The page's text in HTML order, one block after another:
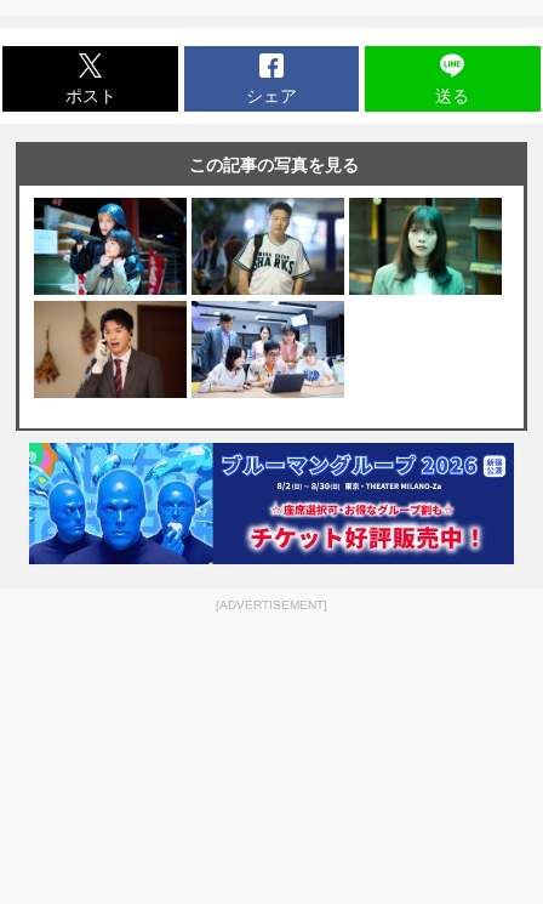
ポスト シェア 送る
この記事の写真を見る
[ADVERTISEMENT]